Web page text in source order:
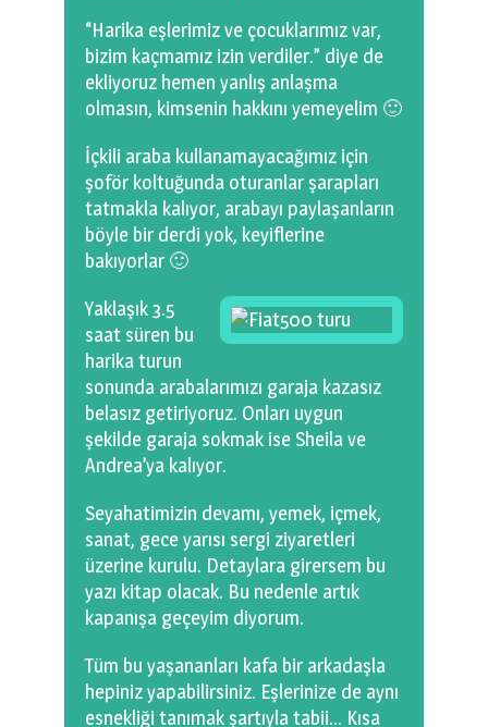
“Harika eşlerimiz ve çocuklarımız var,
bizim kaçmamız izin verdiler.” diye de
ekliyoruz hemen yanlış anlaşma
olmasın, kimsenin hakkını yemeyelim 🙂
İçkili araba kullanamayacağımız için
şoför koltuğunda oturanlar şarapları
tatmakla kalıyor, arabayı paylaşanların
böyle bir derdi yok, keyiflerine
bakıyorlar 🙂
Yaklaşık 3.5
saat süren bu
harika turun
sonunda arabalarımızı garaja kazasız
belasız getiriyoruz. Onları uygun
şekilde garaja sokmak ise Sheila ve
Andrea’ya kalıyor.
Seyahatimizin devamı, yemek, içmek,
sanat, gece yarısı sergi ziyaretleri
üzerine kurulu. Detaylara girersem bu
yazı kitap olacak. Bu nedenle artık
kapanışa geçeyim diyorum.
Tüm bu yaşananları kafa bir arkadaşla
hepiniz yapabilirsiniz. Eşlerinize de aynı
esnekliği tanımak şartıyla tabii… Kısa